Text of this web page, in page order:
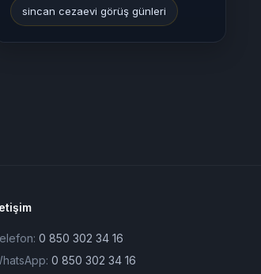
sincan cezaevi görüş günleri
0 850 302 34 16
0 850 302 34 16